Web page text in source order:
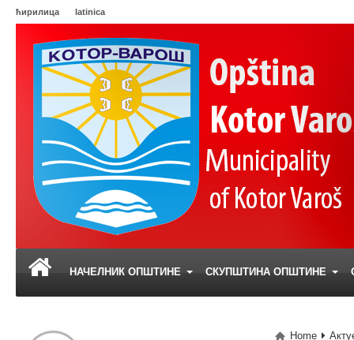
ћирилица latinica
НАЧЕЛНИК ОПШТИНЕ СКУПШТИНА ОПШТИНЕ
Home